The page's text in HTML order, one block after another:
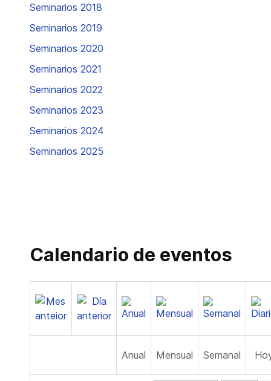
Seminarios 2018
Seminarios 2019
Seminarios 2020
Seminarios 2021
Seminarios 2022
Seminarios 2023
Seminarios 2024
Seminarios 2025
Calendario de eventos
Anual Mensual Semanal